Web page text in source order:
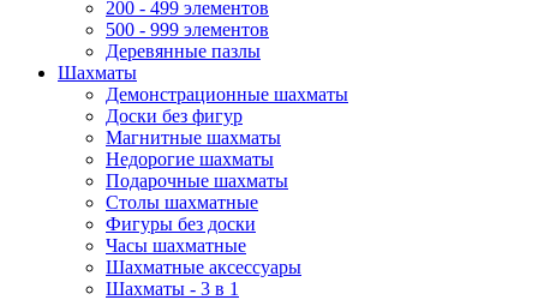
200 - 499 элементов
500 - 999 элементов
Деревянные пазлы
Шахматы
Демонстрационные шахматы
Доски без фигур
Магнитные шахматы
Недорогие шахматы
Подарочные шахматы
Столы шахматные
Фигуры без доски
Часы шахматные
Шахматные аксессуары
Шахматы - 3 в 1